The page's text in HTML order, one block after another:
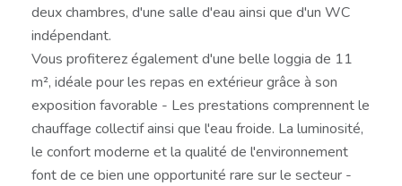
deux chambres, d'une salle d'eau ainsi que d'un WC
indépendant.
Vous profiterez également d'une belle loggia de 11
m², idéale pour les repas en extérieur grâce à son
exposition favorable - Les prestations comprennent le
chauffage collectif ainsi que l'eau froide. La luminosité,
le confort moderne et la qualité de l'environnement
font de ce bien une opportunité rare sur le secteur -